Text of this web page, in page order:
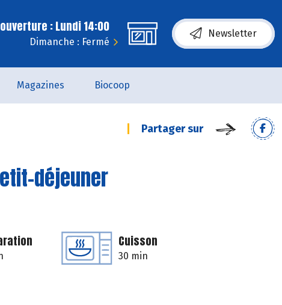
: Lundi 14:00
Dimanche : Fermé
Newsletter
Magazines Biocoop
Partager sur
déjeuner
Cuisson
30 min